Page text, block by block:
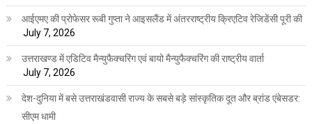
आईएमए की प्रोफेसर रूबी गुप्ता ने आइसलैंड में अंतरराष्ट्रीय क्रिएटिव रेजिडेंसी पूरी की
July 7, 2026
उत्तराखण्ड में एडिटिव मैन्युफैक्चरिंग एवं बायो मैन्युफैक्चरिंग की राष्ट्रीय वार्ता
July 7, 2026
देश-दुनिया में बसे उत्तराखंडवासी राज्य के सबसे बड़े सांस्कृतिक दूत और ब्रांड एंबेसडर:
सीएम धामी